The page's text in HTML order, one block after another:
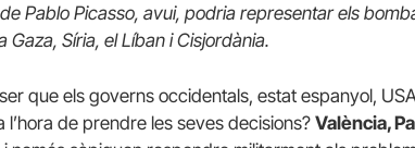
Pablo Picasso, avui, podria representar els
Gaza, Síria, el Líban i Cisjordània.
que els governs occidentals, estat espanyol,
l’hora de prendre les seves decisions? València,